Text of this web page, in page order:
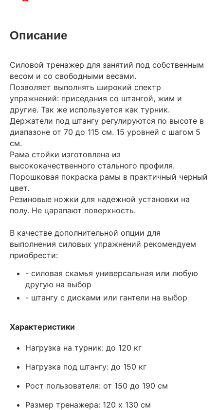
Описание
Силовой тренажер для занятий под собственным
весом и со свободными весами.
Позволяет выполнять широкий спектр
упражнений: приседания со штангой, жим и
другие. Так же используется как турник.
Держатели под штангу регулируются по высоте в
диапазоне от 70 до 115 см. 15 уровней с шагом 5
см.
Рама стойки изготовлена из
высококачественного стального профиля.
Порошковая покраска рамы в практичный черный
цвет.
Резиновые ножки для надежной установки на
полу. Не царапают поверхность.
В качестве дополнительной опции для
выполнения силовых упражнений рекомендуем
приобрести:
- силовая скамья универсальная или любую
другую на выбор
- штангу с дисками или гантели на выбор
Характеристики
Нагрузка на турник: до 120 кг
Нагрузка под штангу: до 150 кг
Рост пользователя: от 150 до 190 см
Размер тренажера: 120 х 130 см